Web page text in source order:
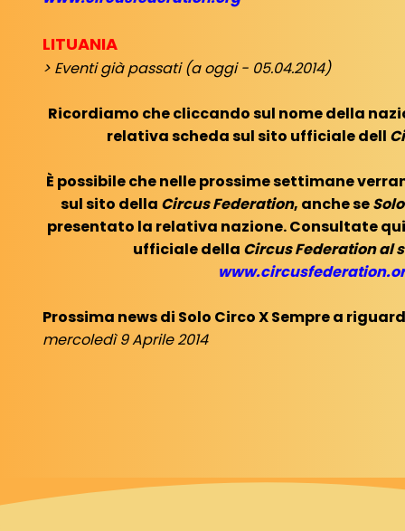
LITUANIA
> Eventi già passati (a oggi - 05.04.2014)
Ricordiamo che cliccando sul nome della
relativa scheda sul sito ufficiale dell
È possibile che nelle prossime settimane
sul sito della Circus Federation, anche se
presentato la relativa nazione. Consultate
ufficiale della Circus Federation al
Prossima news di Solo Circo X Sempre a
mercoledì 9 Aprile 2014